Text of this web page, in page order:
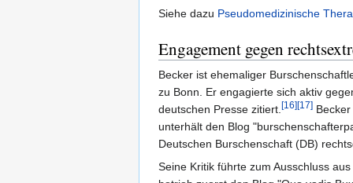
Siehe dazu Pseudomedizinische
Engagement gegen
Becker ist ehemaliger
zu Bonn. Er engagierte sich aktiv
deutschen Presse zitiert. [16][17]
unterhält den Blog
Deutschen Burschenschaft (DB)
Seine Kritik führte zum Ausschluss